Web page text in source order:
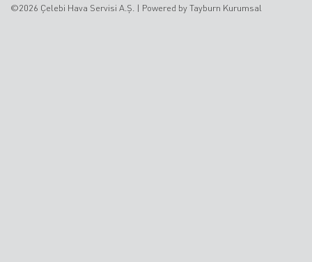
©2026 Çelebi Hava Servisi A.Ş. | Powered by Tayburn Kurumsal